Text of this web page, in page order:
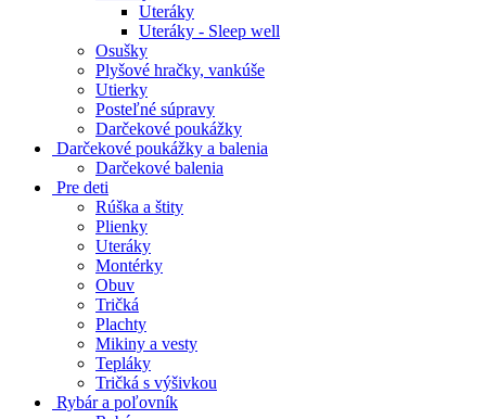
Uteráky
Uteráky - Sleep well
Osušky
Plyšové hračky, vankúše
Utierky
Posteľné súpravy
Darčekové poukážky
Darčekové poukážky a balenia
Darčekové balenia
Pre deti
Rúška a štity
Plienky
Uteráky
Montérky
Obuv
Tričká
Plachty
Mikiny a vesty
Tepláky
Tričká s výšivkou
Rybár a poľovník